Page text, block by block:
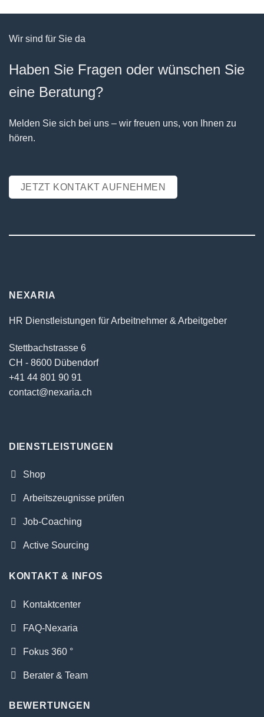
Wir sind für Sie da
Haben Sie Fragen oder wünschen Sie
eine Beratung?
Melden Sie sich bei uns – wir freuen uns, von Ihnen zu
hören.
JETZT KONTAKT AUFNEHMEN
NEXARIA
HR Dienstleistungen für Arbeitnehmer & Arbeitgeber
Stettbachstrasse 6
CH - 8600 Dübendorf
+41 44 801 90 91
contact@nexaria.ch
DIENSTLEISTUNGEN
Shop
Arbeitszeugnisse prüfen
Job-Coaching
Active Sourcing
KONTAKT & INFOS
Kontaktcenter
FAQ-Nexaria
Fokus 360 °
Berater & Team
BEWERTUNGEN